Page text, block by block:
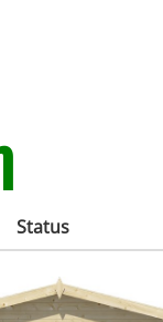
Status